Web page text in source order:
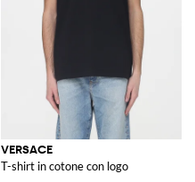
VERSACE
T-shirt in cotone con logo